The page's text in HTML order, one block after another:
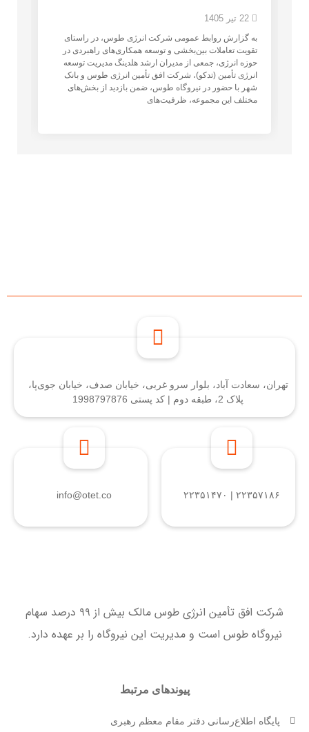
به گزارش روابط عمومی شرکت انرژی طوس، در راستای
تقویت تعاملات بین‌بخشی و توسعه همکاری‌های راهبردی در
حوزه انرژی، جمعی از مدیران ارشد هلدینگ مدیریت توسعه
انرژی تأمین (تدکو)، شرکت افق تأمین انرژی طوس و بانک
شهر با حضور در نیروگاه طوس، ضمن بازدید از بخش‌های
مختلف این مجموعه، ظرفیت‌های
تهران، سعادت آباد، بلوار سرو غربی، خیابان صدف، خیابان جوی‌پا،
پلاک 2، طبقه دوم | کد پستی 1998797876
۲۲۳۵۷۱۸۶ | ۲۲۳۵۱۴۷۰ info@otet.co
شرکت افق تأمین انرژی طوس مالک بیش از ۹۹ درصد سهام
نیروگاه طوس است و مدیریت این نیروگاه را بر عهده دارد.
پیوندهای مرتبط
پایگاه اطلاع‌رسانی دفتر مقام معظم رهبری